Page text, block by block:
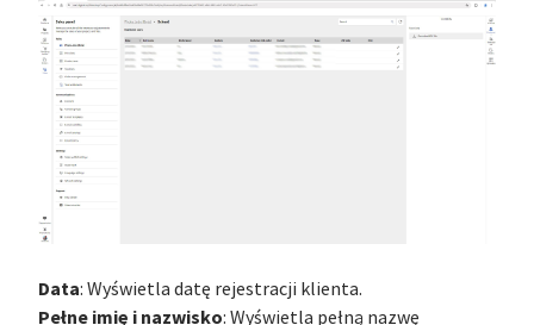
Data: Wyświetla datę rejestracji klienta.
Pełne imię i nazwisko: Wyświetla pełną nazwę